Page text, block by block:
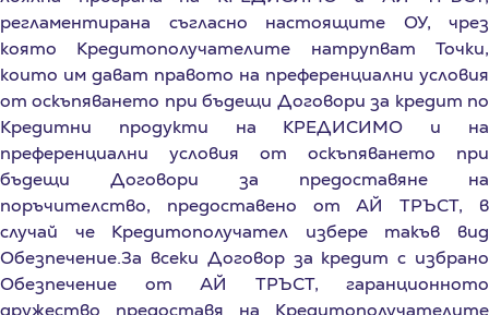
която Кредитополучателите натрупват Точки,
които им дават правото на преференциални условия
от оскъпяването при бъдещи Договори за кредит по
Кредитни продукти на КРЕДИСИМО и на
преференциални условия от оскъпяването при
бъдещи Договори за предоставяне на
поръчителство, предоставено от АЙ ТРЪСТ, в
случай че Кредитополучател избере такъв вид
Обезпечение.За всеки Договор за кредит с избрано
Обезпечение от АЙ ТРЪСТ, гаранционното
дружество предоставя на Кредитополучателите
индивидуална допълнителна отстъпка от